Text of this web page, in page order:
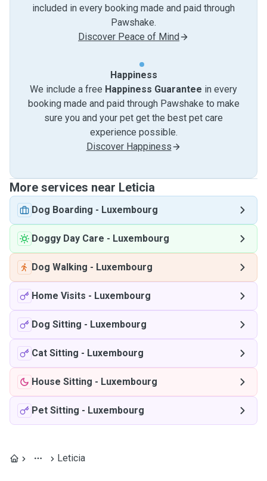
included in every booking made and paid through
Pawshake.
Discover Peace of Mind
Happiness
We include a free Happiness Guarantee in every
booking made and paid through Pawshake to make
sure you and your pet get the best pet care
experience possible.
Discover Happiness
More services near Leticia
Dog Boarding - Luxembourg
Doggy Day Care - Luxembourg
Dog Walking - Luxembourg
Home Visits - Luxembourg
Dog Sitting - Luxembourg
Cat Sitting - Luxembourg
House Sitting - Luxembourg
Pet Sitting - Luxembourg
Leticia